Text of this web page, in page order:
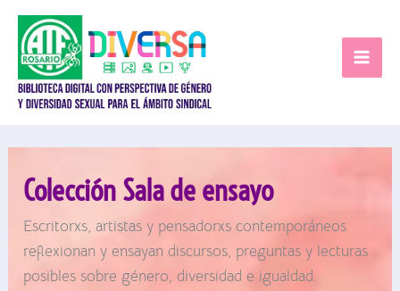
contenido
Colección Sala de ensayo
Escritorxs, artistas y pensadorxs contemporáneos
reflexionan y ensayan discursos, preguntas y lecturas
posibles sobre género, diversidad e igualdad.